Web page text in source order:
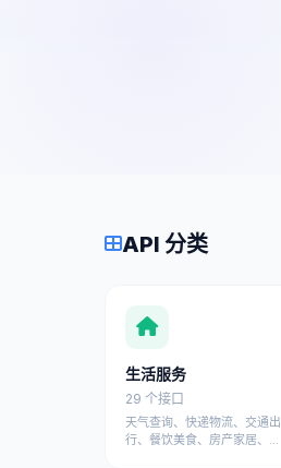
API 分类
生活服务
29 个接口
天气查询、快递物流、交通出
行、餐饮美食、房产家居、宠